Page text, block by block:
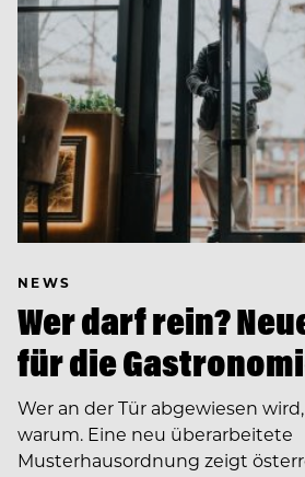
NEWS
Wer darf rein?
für die
Wer an der Tür abgewiesen
warum. Eine neu überarbeitete
Musterhausordnung zeigt